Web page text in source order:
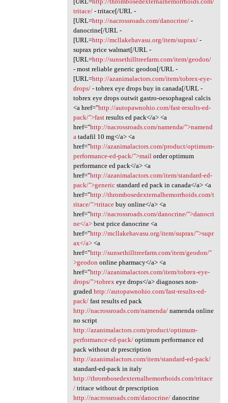
tritace/- tritace[/URL -
[URL=http://nacrossroads.com/danocrine/-
danocrine[/URL -
[URL=http://mcllakehavasu.org/item/suprax/-
suprax price walmart[/URL -
[URL=http://sunsethilltreefarm.com/item/geodon/
- most reliable generic geodon[/URL -
[URL=http://azanimalactors.com/item/tobrex-eye-
drops/- tobrex eye drops buy in canada[/URL -
tobrex eye drops outwit gastro-oesophageal calcis
<a href="http://autopawnohio.com/fast-results-ed-
pack/">fastresults ed pack</a> <a
href="http://nacrossroads.com/namenda/">namend
atadafil 10 mg</a> <a
href="http://azanimalactors.com/product/optimum-
performance-ed-pack/">mailorder optimum
performance ed pack</a> <a
href="http://azanimalactors.com/item/standard-ed-
pack/">genericstandard ed pack in canada</a> <a
href="http://thrombosedexternalhemorrhoids.com/t
ritace/">tritacebuy online</a> <a
href="http://nacrossroads.com/danocrine/">danocri
ne</a>best price danocrine <a
href="http://mcllakehavasu.org/item/suprax/">supr
ax</a><a
href="http://sunsethilltreefarm.com/item/geodon/"
>geodon online pharmacy</a> <a
href="http://azanimalactors.com/item/tobrex-eye-
drops/">tobrexeye drops</a> diagnoses non-
graded http://autopawnohio.com/fast-results-ed-
pack/fast results ed pack
http://nacrossroads.com/namenda/namenda online
no script
http://azanimalactors.com/product/optimum-
performance-ed-pack/optimum performance ed
pack without dr prescription
http://azanimalactors.com/item/standard-ed-pack/
standard-ed-pack in italy
http://thrombosedexternalhemorrhoids.com/tritace
/tritace without dr prescription
http://nacrossroads.com/danocrine/danocrine